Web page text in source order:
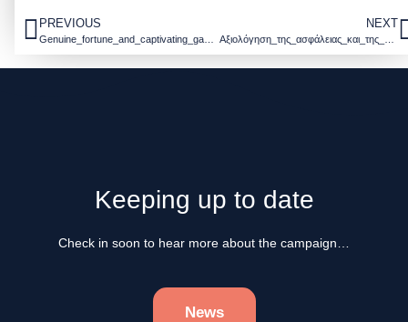
PREVIOUS NEXT
Keeping up to date
Check in soon to hear more about the campaign…
News